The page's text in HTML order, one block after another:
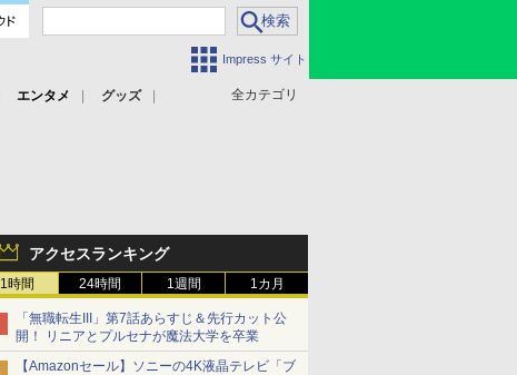
Impress サイト
全カテゴリ
エンタメ
グッズ
アクセスランキング
1時間 24時間 1週間 1カ月
「無職転生III」第7話あらすじ＆先行カット公
開！ リニアとプルセナが魔法大学を卒業
【Amazonセール】ソニーの4K液晶テレビ「ブ